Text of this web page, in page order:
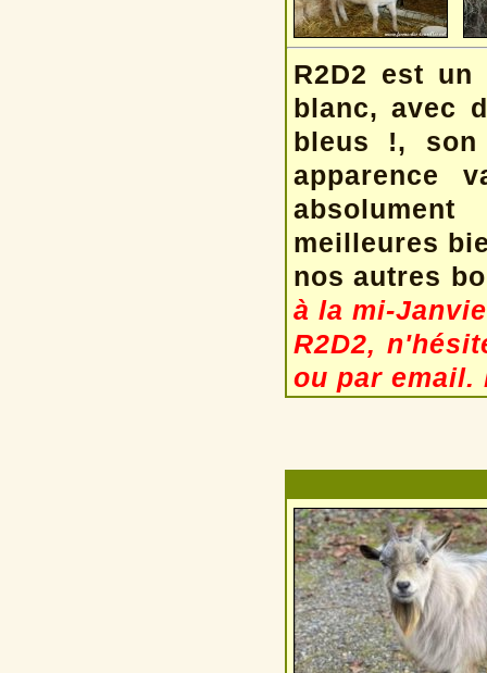
R2D2 est un
blanc, avec
bleus !, son
apparence
meilleures
nos autres
à la mi-
R2D2,
ou par email.